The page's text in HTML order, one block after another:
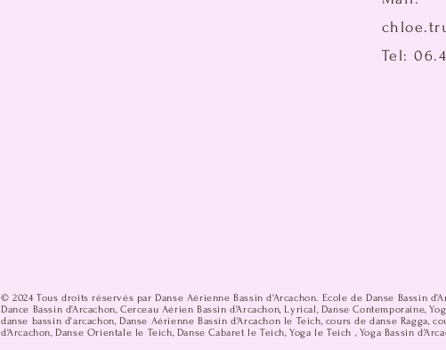
Tel:
© 2024 Tous droits réservés par Danse Aérienne Bassin d'Arcachon. Ecole de Danse Bassin
Dance Bassin d'Arcachon, Cerceau Aérien Bassin d'Arcachon, Lyrical, Danse Contemporaine,
danse bassin d'arcachon, Danse Aérienne Bassin d'Arcachon le Teich, cours de danse Ragga,
d'Arcachon, Danse Orientale le Teich, Danse Cabaret le Teich, Yoga le Teich , Yoga Bassin